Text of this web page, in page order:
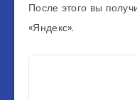
После этого вы
«Яндекс».